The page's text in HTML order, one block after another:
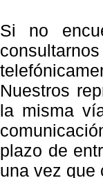
Si no
Nuestros
la misma
plazo de
una vez que